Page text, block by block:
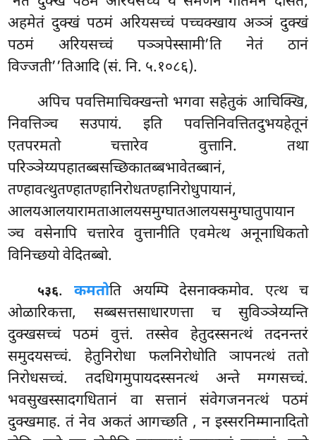
अहमेतं दुक्खं पठमं अरियसच्चं पच्चक्खाय अञ्ञं दुक्खं
पठमं अरियसच्चं पञ्ञपेस्सामी’ति नेतं ठानं
विज्जती’’तिआदि (सं. नि. ५.१०८६).
अपिच पवत्तिमाचिक्खन्तो भगवा सहेतुकं आचिक्खि,
निवत्तिञ्च सउपायं. इति पवत्तिनिवत्तितदुभयहेतूनं
एतपरमतो चत्तारेव वुत्तानि. तथा
परिञ्ञेय्यपहातब्बसच्छिकातब्बभावेतब्बानं,
तण्हावत्थुतण्हातण्हानिरोधतण्हानिरोधुपायानं,
आलयआलयारामताआलयसमुग्घातआलयसमुग्घातुपायान
ञ्च वसेनापि चत्तारेव वुत्तानीति एवमेत्थ अनूनाधिकतो
विनिच्छयो वेदितब्बो.
५३६. कमतोति अयम्पि देसनाक्कमोव. एत्थ च
ओळारिकत्ता, सब्बसत्तसाधारणत्ता च सुविञ्ञेय्यन्ति
दुक्खसच्चं पठमं वुत्तं. तस्सेव हेतुदस्सनत्थं तदनन्तरं
समुदयसच्चं. हेतुनिरोधा फलनिरोधोति ञापनत्थं ततो
निरोधसच्चं. तदधिगमुपायदस्सनत्थं अन्ते मग्गसच्चं.
भवसुखस्सादगधितानं वा सत्तानं संवेगजननत्थं पठमं
दुक्खमाह. तं नेव अकतं आगच्छति , न इस्सरनिम्मानादितो